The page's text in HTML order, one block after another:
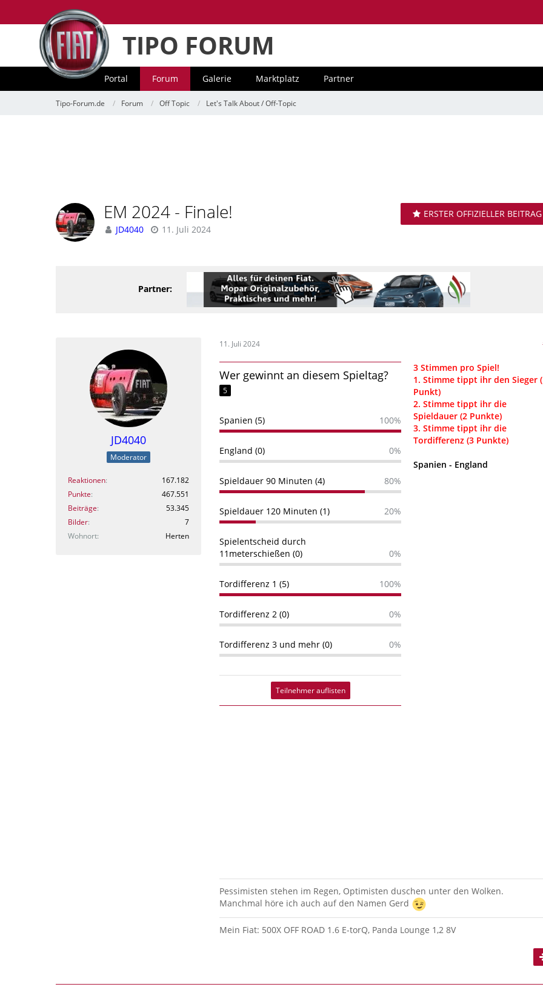
TIPO FORUM
Portal Forum Galerie Marktplatz Partner
Tipo-Forum.de Forum Off Topic Let's Talk About / Off-Topic
EM 2024 - Finale!
JD4040 11. Juli 2024
ERSTER OFFIZIELLER BEITRAG
Partner:
JD4040
Moderator
Reaktionen
167.182
Punkte
467.551
Beiträge
53.345
Bilder
7
Wohnort
Herten
11. Juli 2024
Wer gewinnt an diesem Spieltag?
5
Spanien (5) 100%
England (0) 0%
Spieldauer 90 Minuten (4) 80%
Spieldauer 120 Minuten (1) 20%
Spielentscheid durch
11meterschießen (0)
0%
Tordifferenz 1 (5) 100%
Tordifferenz 2 (0) 0%
Tordifferenz 3 und mehr (0) 0%
Teilnehmer auflisten
3 Stimmen pro Spiel!
1. Stimme tippt ihr den Sieger
Punkt)
2. Stimme tippt ihr die
Spieldauer (2 Punkte)
3. Stimme tippt ihr die
Tordifferenz (3 Punkte)
Spanien - England
Pessimisten stehen im Regen, Optimisten duschen unter den Wolken.
Manchmal höre ich auch auf den Namen Gerd
Mein Fiat: 500X OFF ROAD 1.6 E-torQ, Panda Lounge 1,2 8V